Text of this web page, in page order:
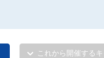
これから開催する